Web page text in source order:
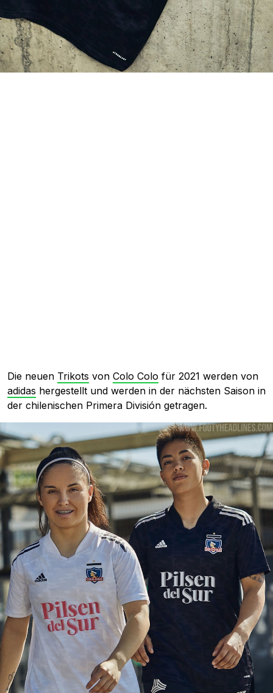
Die neuen Trikots von Colo Colo für 2021 werden von
adidas hergestellt und werden in der nächsten Saison in
der chilenischen Primera División getragen.